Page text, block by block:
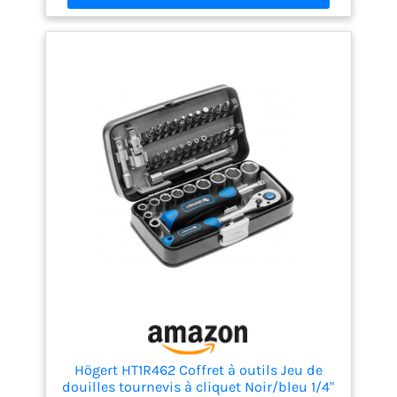
cardans, poignée type
tournevis, porte-
pictogrammes de
personnalisation
DÉCOUVREZ
L’EXCELLENCE DU
SAVOIR-FAIRE
FRANÇAIS: Avec les
outils de précision
FACOM, conçus pour
les techniciens experts
qui recherchent une
intervention
Högert HT1R462 Coffret à outils Jeu de
douilles tournevis à cliquet Noir/bleu 1/4"